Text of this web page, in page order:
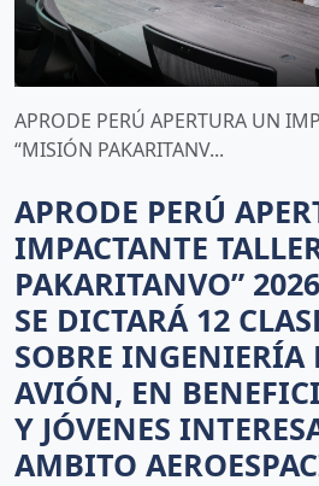
APRODE PERÚ APERTURA UN
“MISIÓN PAKARITANV...
APRODE PERÚ
IMPACTANTE
PAKARITANVO”
SE DICTARÁ 12
SOBRE INGENIERÍA
AVIÓN, EN
Y JÓVENES
AMBITO